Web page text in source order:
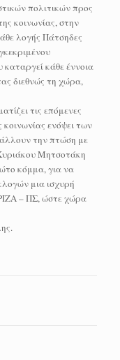
πολιτικών προς
κοινωνίας, στην
λογής Πάτσηδες
κάθε έννοια
διεθνώς τη χώρα,
τις επόμενες
ενόψει των
την πτώση με
Μητσοτάκη
κόμμα, για να
μια ισχυρή
– ΠΣ, ώστε χώρα